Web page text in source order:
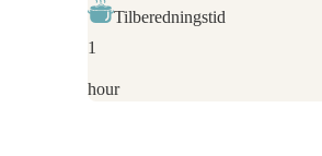
Tilberedningstid
1
hour